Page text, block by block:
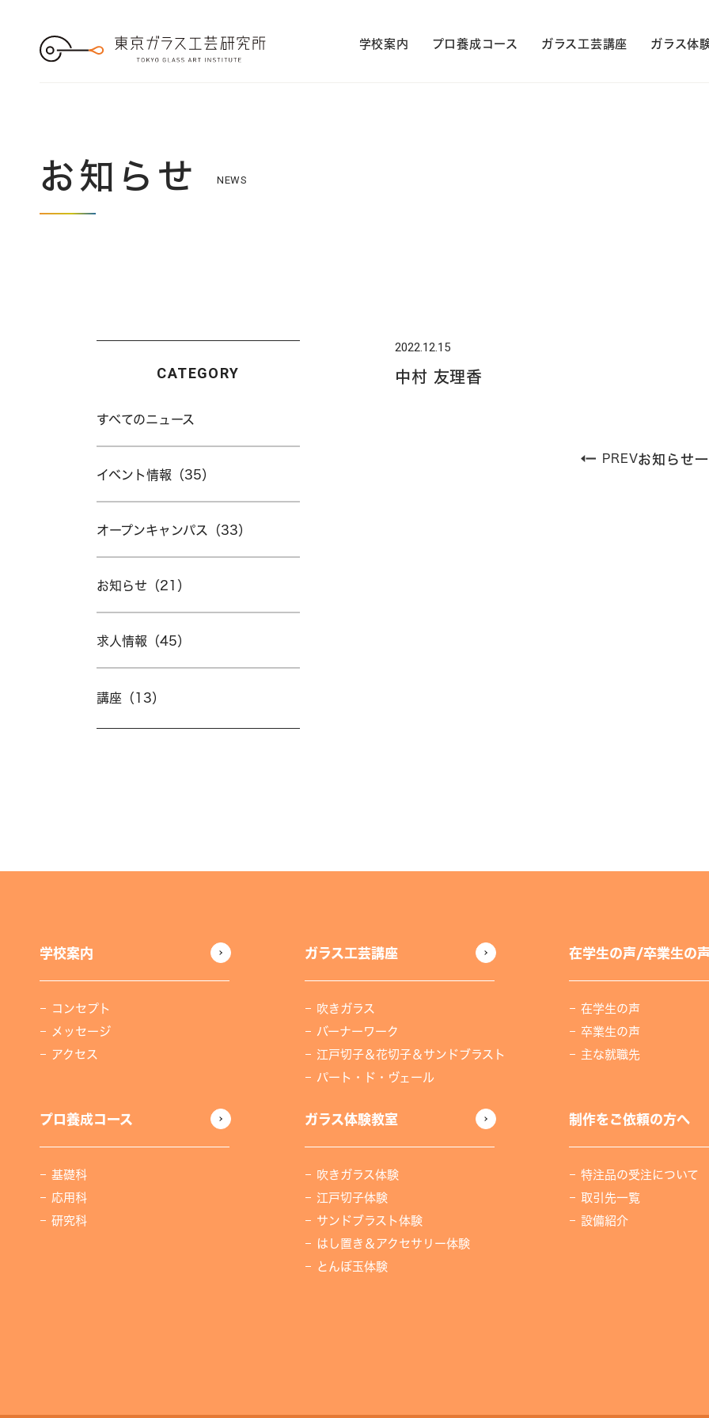
学校案内 プロ養成コース ガラス工芸講座 ガラス体
お知らせ NEWS
CATEGORY
すべてのニュース
イベント情報（35）
オープンキャンパス（33）
お知らせ（21）
求人情報（45）
講座（13）
2022.12.15
中村 友理香
PREVお知らせ
学校案内
コンセプト
メッセージ
アクセス
プロ養成コース
基礎科
応用科
研究科
ガラス工芸講座
吹きガラス
バーナーワーク
江戸切子＆花切子＆サンドブラスト
パート・ド・ヴェール
ガラス体験教室
吹きガラス体験
江戸切子体験
サンドブラスト体験
はし置き＆アクセサリー体験
とんぼ玉体験
在学生の声/卒業生の声
在学生の声
卒業生の声
主な就職先
制作をご依頼の方へ
特注品の受注について
取引先一覧
設備紹介